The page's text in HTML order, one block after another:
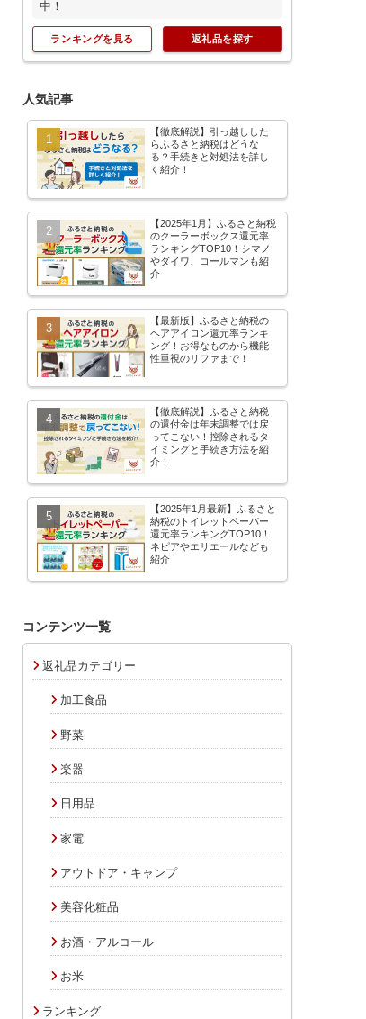
中！
ランキングを見る 返礼品を探す
人気記事
【徹底解説】引っ越しした
らふるさと納税はどうな
る？手続きと対処法を詳し
く紹介！
【2025年1月】ふるさと納税
のクーラーボックス還元率
ランキングTOP10！シマノ
やダイワ、コールマンも紹
介
【最新版】ふるさと納税の
ヘアアイロン還元率ランキ
ング！お得なものから機能
性重視のリファまで！
【徹底解説】ふるさと納税
の還付金は年末調整では戻
ってこない！控除されるタ
イミングと手続き方法を紹
介！
【2025年1月最新】ふるさと
納税のトイレットペーパー
還元率ランキングTOP10！
ネピアやエリエールなども
紹介
コンテンツ一覧
返礼品カテゴリー
加工食品
野菜
楽器
日用品
家電
アウトドア・キャンプ
美容化粧品
お酒・アルコール
お米
ランキング